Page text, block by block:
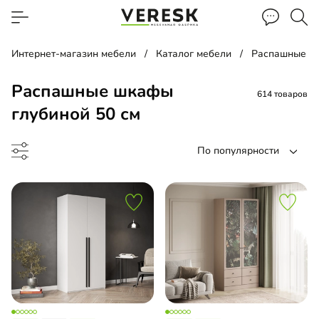
Интернет-магазин мебели Каталог мебели Распашные
Распашные шкафы
глубиной 50 см
614 товаров
По популярности
шкаф